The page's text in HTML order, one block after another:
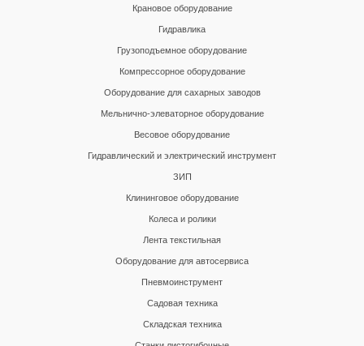
Крановое оборудование
Гидравлика
Грузоподъемное оборудование
Компрессорное оборудование
Оборудование для сахарных заводов
Мельнично-элеваторное оборудование
Весовое оборудование
Гидравлический и электрический инструмент
ЗИП
Клининговое оборудование
Колеса и ролики
Лента текстильная
Оборудование для автосервиса
Пневмоинструмент
Садовая техника
Складская техника